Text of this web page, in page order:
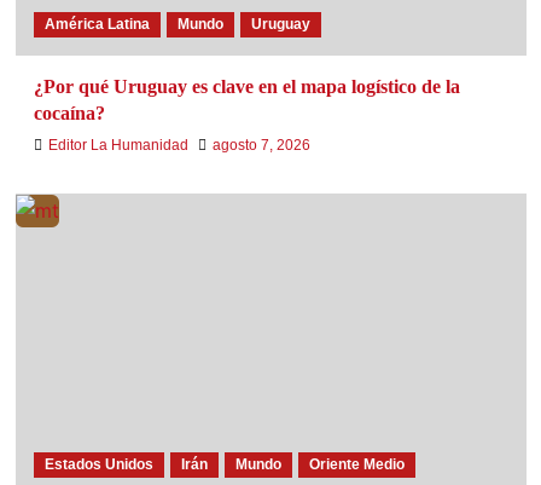
América Latina Mundo Uruguay
¿Por qué Uruguay es clave en el mapa logístico de la
cocaína?
Editor La Humanidad agosto 7, 2026
Estados Unidos Irán Mundo Oriente Medio